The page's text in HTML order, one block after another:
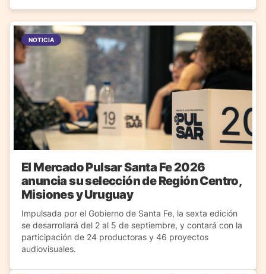
NOTICIA
El Mercado Pulsar Santa Fe 2026
anuncia su selección de Región Centro,
Misiones y Uruguay
Impulsada por el Gobierno de Santa Fe, la sexta edición
se desarrollará del 2 al 5 de septiembre, y contará con la
participación de 24 productoras y 46 proyectos
audiovisuales.